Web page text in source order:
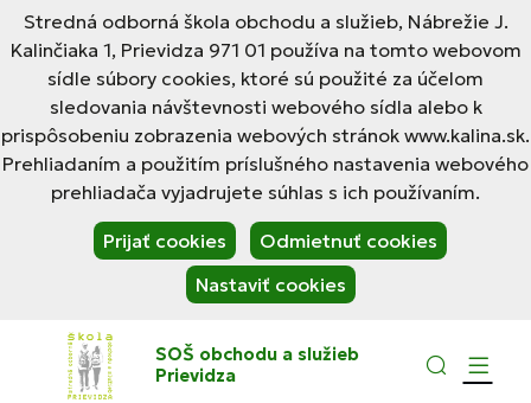
Stredná odborná škola obchodu a služieb, Nábrežie J.
Kalinčiaka 1, Prievidza 971 01 používa na tomto webovom
sídle súbory cookies, ktoré sú použité za účelom
sledovania návštevnosti webového sídla alebo k
prispôsobeniu zobrazenia webových stránok www.kalina.sk.
Prehliadaním a použitím príslušného nastavenia webového
prehliadača vyjadrujete súhlas s ich používaním.
Prijať cookies
Odmietnuť cookies
Nastaviť cookies
SOŠ obchodu a služieb
Prievidza